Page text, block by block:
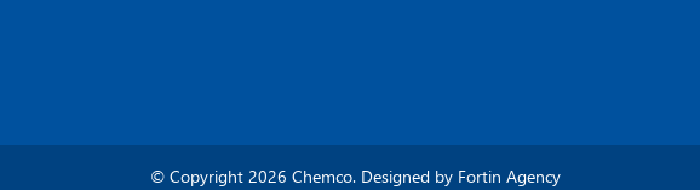
© Copyright 2026 Chemco. Designed by Fortin Agency